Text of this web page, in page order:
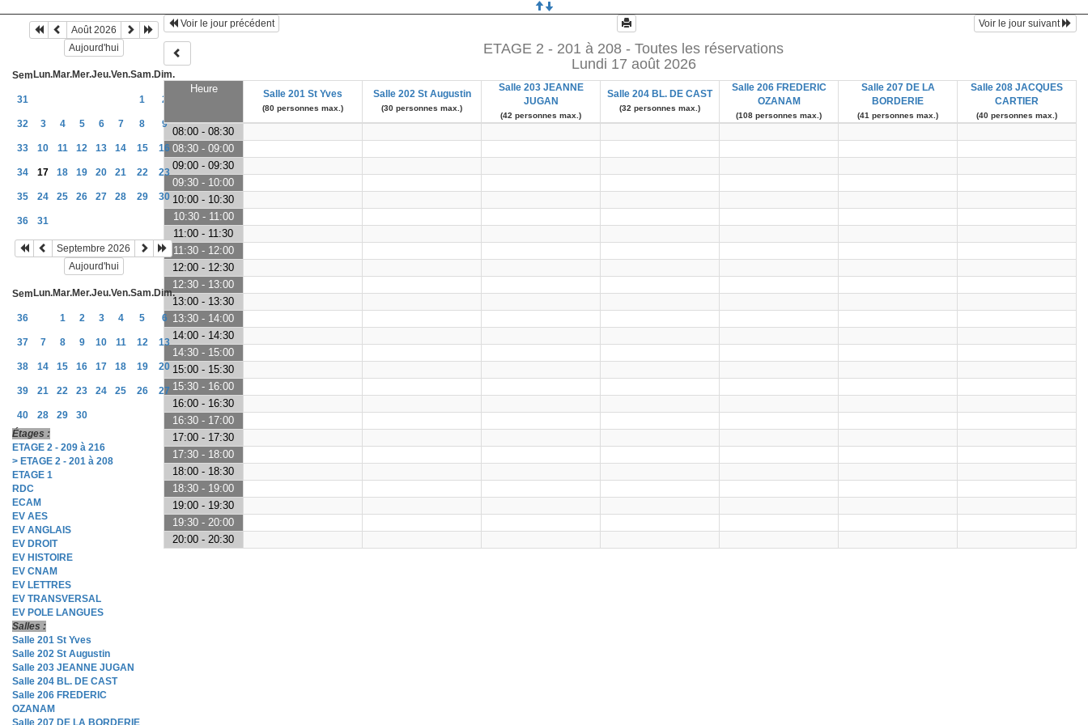
Août 2026
Aujourd'hui
Sem Lun.Mar.Mer.Jeu.Ven.Sam.Dim.
31 1 2
32 3 4 5 6 7 8 9
33 10 11 12 13 14 15 16
34 17 18 19 20 21 22 23
35 24 25 26 27 28 29 30
36 31
Septembre 2026
Aujourd'hui
Sem Lun.Mar.Mer.Jeu.Ven.Sam.Dim.
36 1 2 3 4 5 6
37 7 8 9 10 11 12 13
38 14 15 16 17 18 19 20
39 21 22 23 24 25 26 27
40 28 29
30
Étages :
ETAGE 2 - 209 à 216
> ETAGE 2 - 201 à 208
ETAGE 1
RDC
ECAM
EV AES
EV ANGLAIS
EV DROIT
EV HISTOIRE
EV CNAM
EV LETTRES
EV TRANSVERSAL
EV POLE LANGUES
Salles :
Salle 201 St Yves
Salle 202 St Augustin
Salle 203 JEANNE JUGAN
Salle 204 BL. DE CAST
Salle 206 FREDERIC
OZANAM
Salle 207 DE LA BORDERIE
Heure Salle 201 St Yves
(80 personnes max.)
Salle 202 St Augustin
(30 personnes max.)
Salle 203 JEANNE
JUGAN
(42 personnes max.)
Salle 204 BL. DE CAST
(32 personnes max.)
Salle 206 FREDERIC
OZANAM
(108 personnes max.)
Salle 207 DE LA
BORDERIE
(41 personnes max.)
Salle 208 JACQUES
CARTIER
(40 personnes max.)
Voir le jour précédent Voir le jour suivant
ETAGE 2 - 201 à 208 - Toutes les réservations
Lundi 17 août 2026
08:00 - 08:30
08:30 - 09:00
09:00 - 09:30
09:30 - 10:00
10:00 - 10:30
10:30 - 11:00
11:00 - 11:30
11:30 - 12:00
12:00 - 12:30
12:30 - 13:00
13:00 - 13:30
13:30 - 14:00
14:00 - 14:30
14:30 - 15:00
15:00 - 15:30
15:30 - 16:00
16:00 - 16:30
16:30 - 17:00
17:00 - 17:30
17:30 - 18:00
18:00 - 18:30
18:30 - 19:00
19:00 - 19:30
19:30 - 20:00
20:00 - 20:30